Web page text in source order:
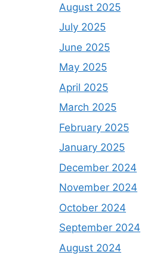
August 2025
July 2025
June 2025
May 2025
April 2025
March 2025
February 2025
January 2025
December 2024
November 2024
October 2024
September 2024
August 2024